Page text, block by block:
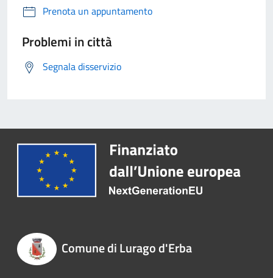
Prenota un appuntamento
Problemi in città
Segnala disservizio
Comune di Lurago d'Erba